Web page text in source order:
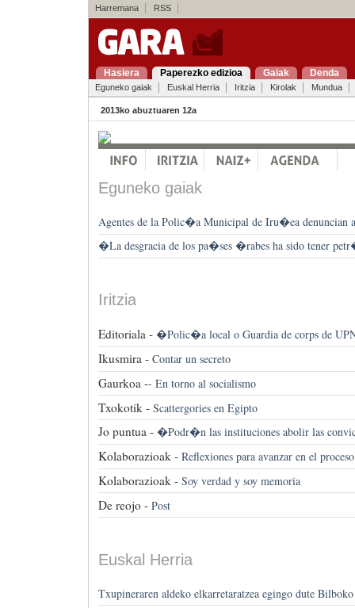
Harremana RSS
Hasiera Paperezko edizioa Gaiak Denda
Eguneko gaiak Euskal Herria Iritzia Kirolak Mundua
2013ko abuztuaren 12a
Eguneko gaiak
Agentes de la Polic�a Municipal de Iru�ea denuncian
�La desgracia de los pa�ses �rabes ha sido tener
Iritzia
Editoriala - �Polic�a local o Guardia de corps de
Ikusmira - Contar un secreto
Gaurkoa -- En torno al socialismo
Txokotik - Scattergories en Egipto
Jo puntua - �Podr�n las instituciones abolir las
Kolaborazioak - Reflexiones para avanzar en el
Kolaborazioak - Soy verdad y soy memoria
De reojo - Post
Euskal Herria
Txupineraren aldeko elkarretaratzea egingo dute